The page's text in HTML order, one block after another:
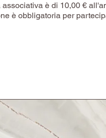
associativa è di 10,00 €
è obbligatoria per